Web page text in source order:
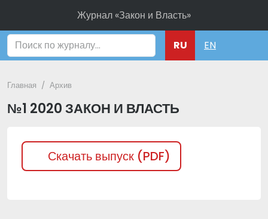
Журнал «Закон и Власть»
RU EN
Главная Архив
№1 2020 ЗАКОН И ВЛАСТЬ
Скачать выпуск (PDF)